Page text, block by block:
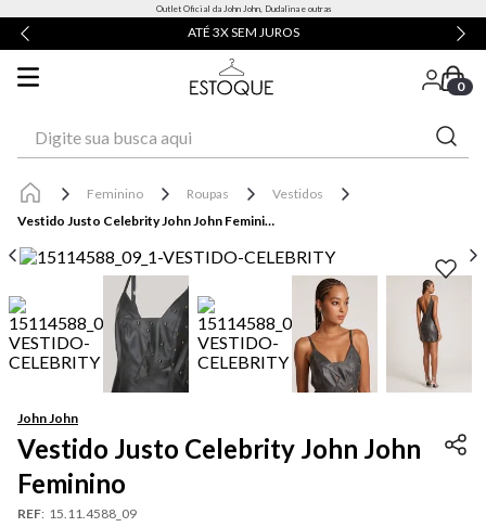
Outlet Oficial da John John, Dudalina e outras
ATÉ 3X SEM JUROS
0
Feminino Roupas
Vestidos
Vestido Justo Celebrity John John Feminino
John John
Vestido Justo Celebrity John John
Feminino
REF: 15.11.4588_09